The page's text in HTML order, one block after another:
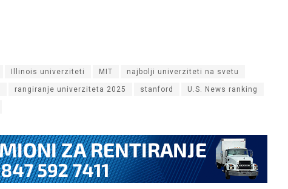
Illinois univerziteti MIT najbolji univerziteti na svetu
rangiranje univerziteta 2025 stanford U.S. News ranking